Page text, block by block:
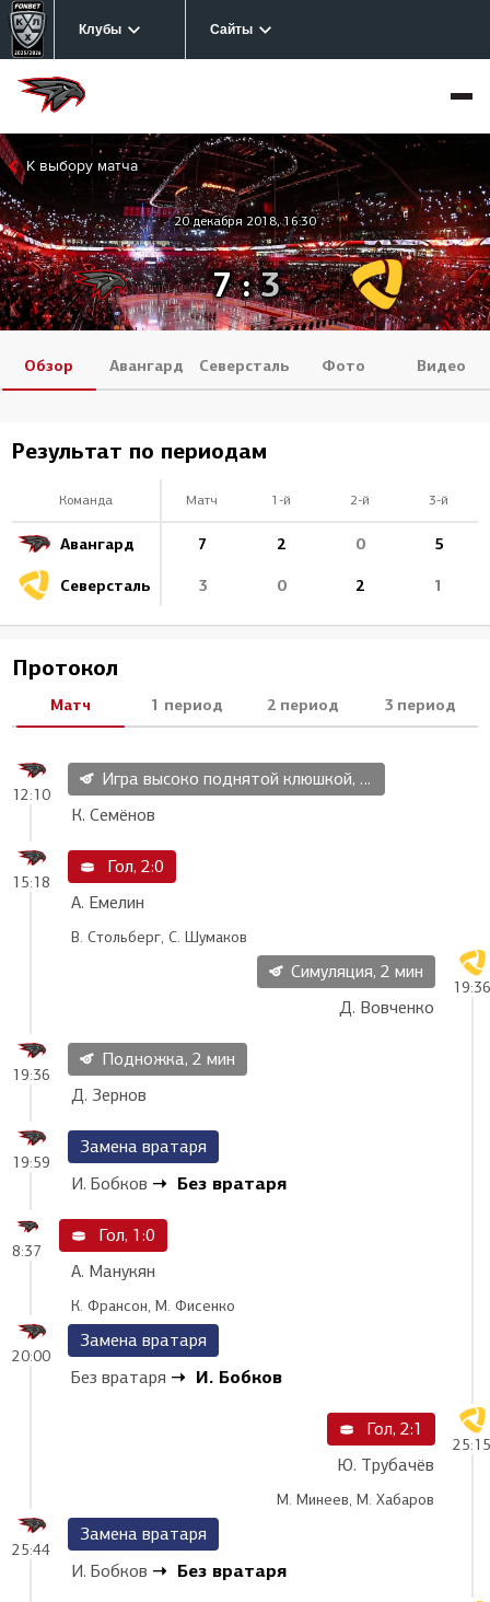
Клубы Сайты
К выбору матча
20 декабря 2018, 16:30
7:3
Обзор Авангард Северсталь Фото Видео
Результат по периодам
Команда Матч 1-й 2-й 3-й
Авангард 7 2 0 5
Северсталь 3 0 2 1
Протокол
Матч 1 период 2 период 3 период
12:10
Игра высоко поднятой клюшкой, 2 мин
К. Семёнов
15:18
Гол, 2:0
А. Емелин
В. Стольберг, С. Шумаков
19:36
Симуляция, 2 мин
Д. Вовченко
19:36
Подножка, 2 мин
Д. Зернов
19:59
Замена вратаря
И. Бобков
Без вратаря
8:37
Гол, 1:0
А. Манукян
К. Франсон, М. Фисенко
20:00
Замена вратаря
Без вратаря
И. Бобков
25:15
Гол, 2:1
Ю. Трубачёв
М. Минеев, М. Хабаров
25:44
Замена вратаря
И. Бобков
Без вратаря